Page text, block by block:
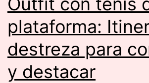
plataforma:
destreza para
y destacar